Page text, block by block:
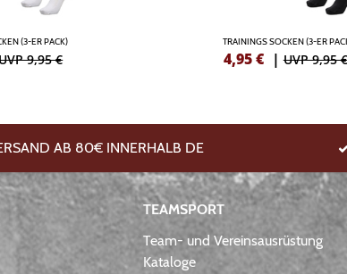
(3-ER PACK)
9,95 €
TRAININGS SOCKEN (3-ER
4,95€ |UVP 9,95 €
AB 80€ INNERHALB DE
TEAMSPORT
Team- und Vereinsausrüstung
Kataloge